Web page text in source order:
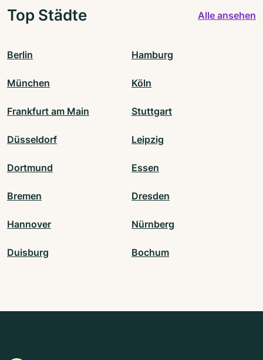
Top Städte Alle ansehen
Berlin Hamburg
München Köln
Frankfurt am Main Stuttgart
Düsseldorf Leipzig
Dortmund Essen
Bremen Dresden
Hannover Nürnberg
Duisburg Bochum